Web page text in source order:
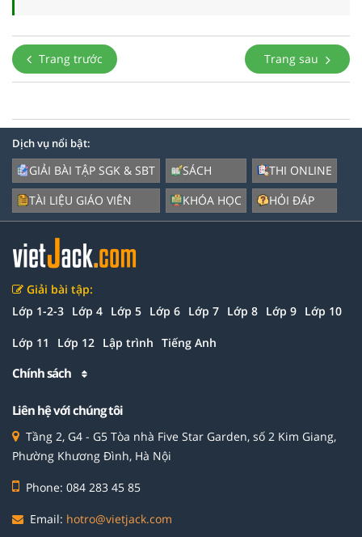
Trang trước Trang sau
Dịch vụ nổi bật:
GIẢI BÀI TẬP SGK & SBT
TÀI LIỆU GIÁO VIÊN
SÁCH
KHÓA HỌC
THI ONLINE
HỎI ĐÁP
Giải bài tập:
Lớp 1-2-3 Lớp 4 Lớp 5 Lớp 6 Lớp 7 Lớp 8 Lớp 9 Lớp 10
Lớp 11 Lớp 12 Lập trình Tiếng Anh
Chính sách
Liên hệ với chúng tôi
Tầng 2, G4 - G5 Tòa nhà Five Star Garden, số 2 Kim Giang,
Phường Khương Đình, Hà Nội
Phone: 084 283 45 85
Email: hotro@vietjack.com